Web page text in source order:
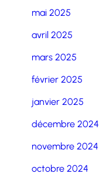
mai 2025
avril 2025
mars 2025
février 2025
janvier 2025
décembre 2024
novembre 2024
octobre 2024